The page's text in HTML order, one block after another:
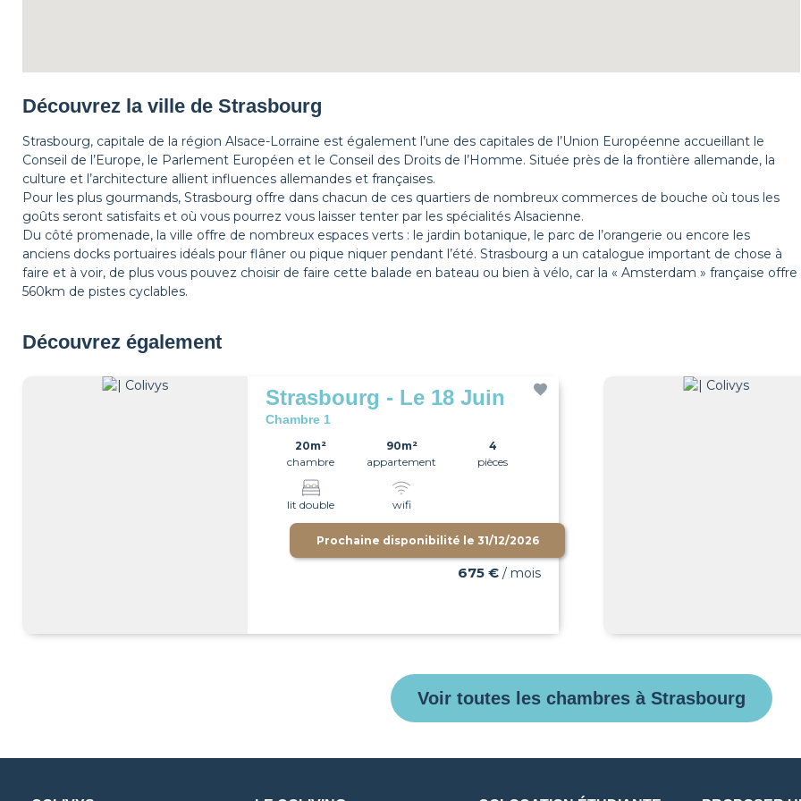
Découvrez la ville de Strasbourg
Strasbourg, capitale de la région Alsace-Lorraine est également l’une des capitales de l’Union Européenne accueillant le
Conseil de l’Europe, le Parlement Européen et le Conseil des Droits de l’Homme. Située près de la frontière allemande, la
culture et l’architecture allient influences allemandes et françaises.
Pour les plus gourmands, Strasbourg offre dans chacun de ces quartiers de nombreux commerces de bouche où tous les
goûts seront satisfaits et où vous pourrez vous laisser tenter par les spécialités Alsacienne.
Du côté promenade, la ville offre de nombreux espaces verts : le jardin botanique, le parc de l’orangerie ou encore les
anciens docks portuaires idéals pour flâner ou pique niquer pendant l’été. Strasbourg a un catalogue important de chose à
faire et à voir, de plus vous pouvez choisir de faire cette balade en bateau ou bien à vélo, car la « Amsterdam » française offre
560km de pistes cyclables.
Découvrez également
Strasbourg - Le 18 Juin
Chambre 1
20m²
chambre
90m²
appartement
4
pièces
lit double wifi
Prochaine disponibilité le 31/12/2026
675 € / mois
Voir toutes les chambres à Strasbourg